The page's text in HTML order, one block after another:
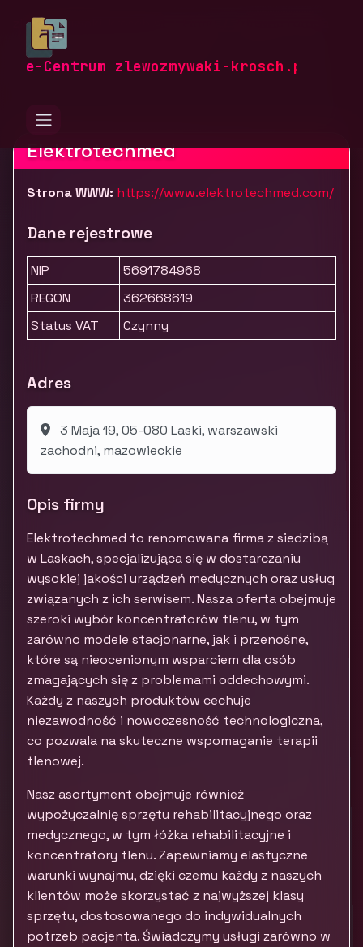
e-Centrum zlewozmywaki-krosch.pl
zlewozmywaki-krosch.pl
Sprzęt i wyroby medyczne
Elektrotechmed - Koncentratory tlenu
Elektrotechmed
Strona WWW: https://www.elektrotechmed.com/
Dane rejestrowe
NIP
5691784968
REGON
362668619
Status VAT
Czynny
Adres
3 Maja 19, 05-080 Laski, warszawski
zachodni, mazowieckie
Opis firmy
Elektrotechmed to renomowana firma z siedzibą
w Laskach, specjalizująca się w dostarczaniu
wysokiej jakości urządzeń medycznych oraz usług
związanych z ich serwisem. Nasza oferta obejmuje
szeroki wybór koncentratorów tlenu, w tym
zarówno modele stacjonarne, jak i przenośne,
które są nieocenionym wsparciem dla osób
zmagających się z problemami oddechowymi.
Każdy z naszych produktów cechuje
niezawodność i nowoczesność technologiczna,
co pozwala na skuteczne wspomaganie terapii
tlenowej.
Nasz asortyment obejmuje również
wypożyczalnię sprzętu rehabilitacyjnego oraz
medycznego, w tym łóżka rehabilitacyjne i
koncentratory tlenu. Zapewniamy elastyczne
warunki wynajmu, dzięki czemu każdy z naszych
klientów może skorzystać z najwyższej klasy
sprzętu, dostosowanego do indywidualnych
potrzeb pacjenta. Świadczymy usługi zarówno w